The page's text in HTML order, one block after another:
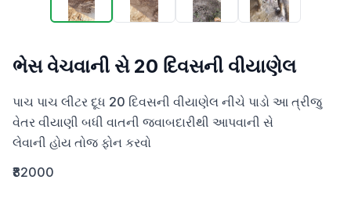
ભેસ વેચવાની સે 20 દિવસની વીયાણેલ
પાચ પાચ લીટર દૂધ 20 દિવસની વીયાણેલ નીચે પાડો આ ત્રીજુ
વેતર વીયાણી બધી વાતની જવાબદારીથી આપવાની સે
લેવાની હોય તોજ ફોન કરવો
₹82000